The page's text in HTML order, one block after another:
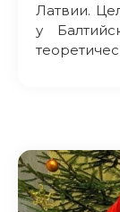
Латвии.
у